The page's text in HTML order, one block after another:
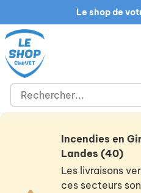
Le shop de
Incendies en
Landes (40)
Les livraisons
ces secteurs